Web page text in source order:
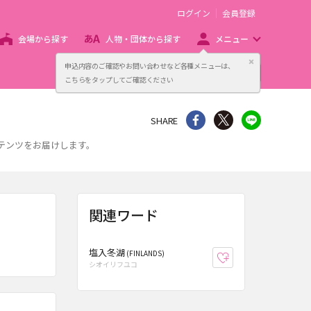
申込内容のご確認やお問い合わせなど各種メニューは、
こちらをタップしてご確認ください
閉じる
ログイン 会員登録
会場から探す 人物・団体から探す メニュー
主催者向け販売サービス
ツをお届けします。
SHARE シェア Twitter
関連ワード
塩入冬湖 (FINLANDS)
シオイリフユコ